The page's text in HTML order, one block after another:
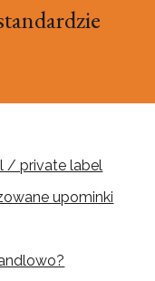
/ private label
upominki